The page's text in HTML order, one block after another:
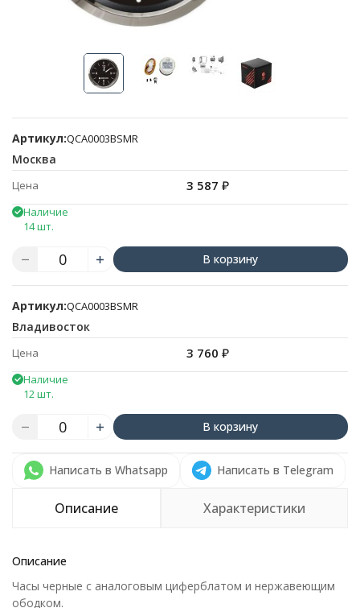
Артикул:QCA0003BSMR
Москва
Цена 3 587 ₽
Наличие
14 шт.
В корзину
Артикул:QCA0003BSMR
Владивосток
Цена 3 760 ₽
Наличие
12 шт.
В корзину
Написать в Whatsapp Написать в Telegram
Описание Характеристики
Описание
Часы черные с аналоговым циферблатом и нержавеющим
ободком.